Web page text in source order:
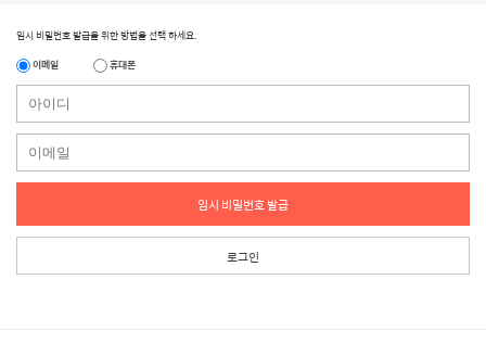
임시 비밀번호 발급을 위한 방법을 선택 하세요.
이메일
휴대폰
임시 비밀번호 발급
로그인